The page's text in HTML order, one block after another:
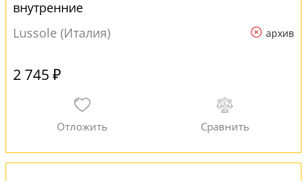
внутренние
Lussole (Италия)
архив
2 745 ₽